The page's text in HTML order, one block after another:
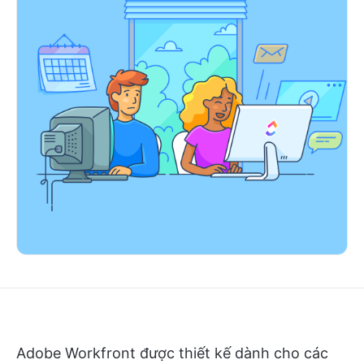
Adobe Workfront được thiết kế dành cho các